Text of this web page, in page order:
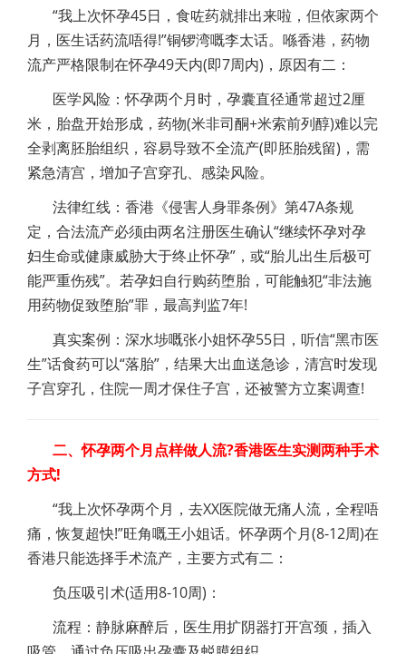
“我上次怀孕45日，食咗药就排出来啦，但依家两个
月，医生话药流唔得!”铜锣湾嘅李太话。喺香港，药物
流产严格限制在怀孕49天内(即7周内)，原因有二：
医学风险：怀孕两个月时，孕囊直径通常超过2厘
米，胎盘开始形成，药物(米非司酮+米索前列醇)难以完
全剥离胚胎组织，容易导致不全流产(即胚胎残留)，需
紧急清宫，增加子宫穿孔、感染风险。
法律红线：香港《侵害人身罪条例》第47A条规
定，合法流产必须由两名注册医生确认“继续怀孕对孕
妇生命或健康威胁大于终止怀孕”，或“胎儿出生后极可
能严重伤残”。若孕妇自行购药堕胎，可能触犯“非法施
用药物促致堕胎”罪，最高判监7年!
真实案例：深水埗嘅张小姐怀孕55日，听信“黑市医
生”话食药可以“落胎”，结果大出血送急诊，清宫时发现
子宫穿孔，住院一周才保住子宫，还被警方立案调查!
二、怀孕两个月点样做人流?香港医生实测两种手术
方式!
“我上次怀孕两个月，去XX医院做无痛人流，全程唔
痛，恢复超快!”旺角嘅王小姐话。怀孕两个月(8-12周)在
香港只能选择手术流产，主要方式有二：
负压吸引术(适用8-10周)：
流程：静脉麻醉后，医生用扩阴器打开宫颈，插入